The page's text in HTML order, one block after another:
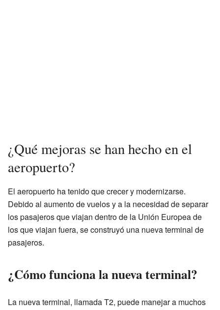
¿Qué mejoras se han hecho en el
aeropuerto?
El aeropuerto ha tenido que crecer y modernizarse.
Debido al aumento de vuelos y a la necesidad de separar
los pasajeros que viajan dentro de la Unión Europea de
los que viajan fuera, se construyó una nueva terminal de
pasajeros.
¿Cómo funciona la nueva terminal?
La nueva terminal, llamada T2, puede manejar a muchos